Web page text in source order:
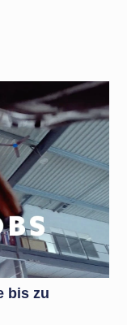
bis zu